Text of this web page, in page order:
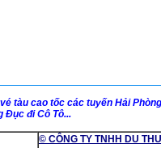
tàu cao tốc các tuyến Hải
Đục đi Cô Tô...
© CÔNG TY TNHH DU